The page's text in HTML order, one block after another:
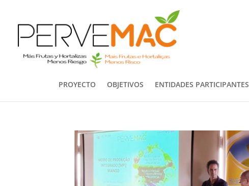
PROYECTO OBJETIVOS ENTIDADES PARTICIPANTES